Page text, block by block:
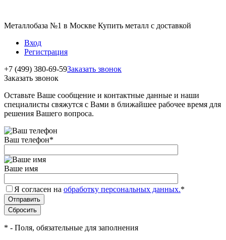
Металлобаза №1 в Москве Купить металл с доставкой
Вход
Регистрация
+7 (499) 380-69-59Заказать звонок
Заказать звонок
Оставьте Ваше сообщение и контактные данные и наши
специалисты свяжутся с Вами в ближайшее рабочее время для
решения Вашего вопроса.
Ваш телефон*
Ваше имя
Я согласен на обработку персональных данных.*
* - Поля, обязательные для заполнения